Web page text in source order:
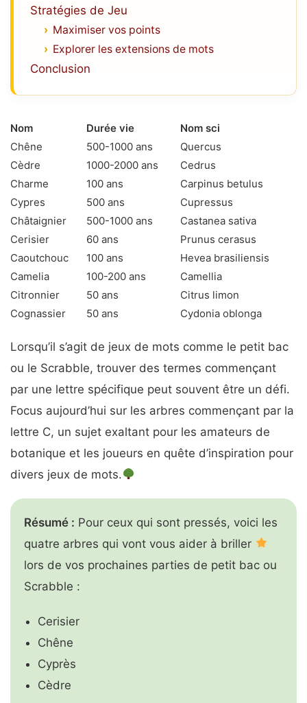
Stratégies de Jeu
Maximiser vos points
Explorer les extensions de mots
Conclusion
Nom Durée vie
Nom sci
Chêne
500-1000 ans
Quercus
Cèdre
1000-2000 ans
Cedrus
Charme
100 ans
Carpinus betulus
Cypres
500 ans
Cupressus
Châtaignier
500-1000 ans
Castanea sativa
Cerisier
60 ans
Prunus cerasus
Caoutchouc
100 ans
Hevea brasiliensis
Camelia
100-200 ans
Camellia
Citronnier
50 ans
Citrus limon
Cognassier
50 ans Cydonia oblonga
Lorsqu’il s’agit de jeux de mots comme le petit bac
ou le Scrabble, trouver des termes commençant
par une lettre spécifique peut souvent être un défi.
Focus aujourd’hui sur les arbres commençant par la
lettre C, un sujet exaltant pour les amateurs de
botanique et les joueurs en quête d’inspiration pour
divers jeux de mots.
Résumé : Pour ceux qui sont pressés, voici les
quatre arbres qui vont vous aider à briller
lors de vos prochaines parties de petit bac ou
Scrabble :
Cerisier
Chêne
Cyprès
Cèdre